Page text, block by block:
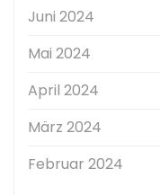
Juni 2024
Mai 2024
April 2024
März 2024
Februar 2024